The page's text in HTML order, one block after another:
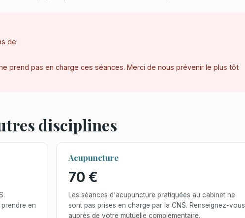
de
prend pas en charge ces séances. Merci de nous prévenir le plus tôt
disciplines
en
Acupuncture
70 €
Les séances d'acupuncture pratiquées au cabinet ne
sont pas prises en charge par la CNS. Renseignez-vous
auprès de votre mutuelle complémentaire.